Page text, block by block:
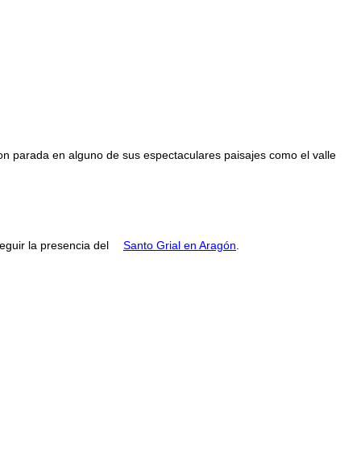
parada en alguno de sus espectaculares paisajes como el valle
la presencia del Santo Grial en Aragón